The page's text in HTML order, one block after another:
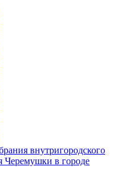
внутригородского
Черемушки в городе